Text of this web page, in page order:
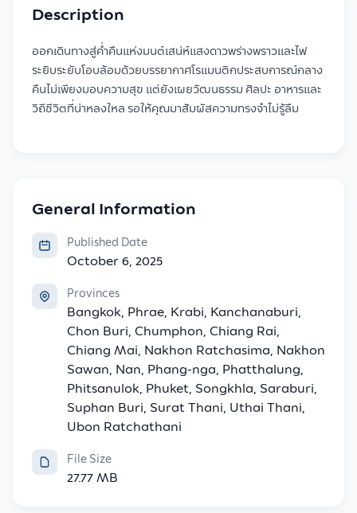
Description
ออกเดินทางสู่ค่ำคืนแห่งมนต์เสน่ห์แสงดาวพร่างพราวและไฟ
ระยิบระยับโอบล้อมด้วยบรรยากาศโรแมนติกประสบการณ์กลาง
คืนไม่เพียงมอบความสุข แต่ยังเผยวัฒนธรรม ศิลปะ อาหารและ
วิถีชีวิตที่น่าหลงใหล รอให้คุณมาสัมผัสความทรงจำไม่รู้ลืม
General Information
Published Date
October 6, 2025
Provinces
Bangkok, Phrae, Krabi, Kanchanaburi,
Chon Buri, Chumphon, Chiang Rai,
Chiang Mai, Nakhon Ratchasima, Nakhon
Sawan, Nan, Phang-nga, Phatthalung,
Phitsanulok, Phuket, Songkhla, Saraburi,
Suphan Buri, Surat Thani, Uthai Thani,
Ubon Ratchathani
File Size
27.77 MB